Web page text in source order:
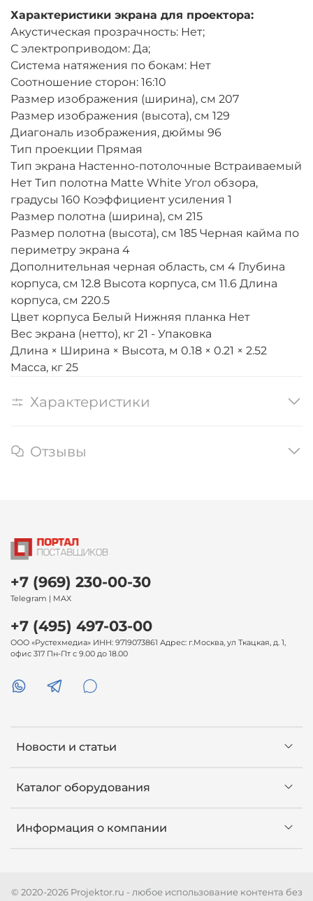
Характеристики экрана для проектора:
Акустическая прозрачность: Нет;
С электроприводом: Да;
Система натяжения по бокам: Нет
Соотношение сторон: 16:10
Размер изображения (ширина), см 207
Размер изображения (высота), см 129
Диагональ изображения, дюймы 96
Тип проекции Прямая
Тип экрана Настенно-потолочные Встраиваемый
Нет Тип полотна Matte White Угол обзора,
градусы 160 Коэффициент усиления 1
Размер полотна (ширина), см 215
Размер полотна (высота), см 185 Черная кайма по
периметру экрана 4
Дополнительная черная область, см 4 Глубина
корпуса, см 12.8 Высота корпуса, см 11.6 Длина
корпуса, см 220.5
Цвет корпуса Белый Нижняя планка Нет
Вес экрана (нетто), кг 21 - Упаковка
Длина × Ширина × Высота, м 0.18 × 0.21 × 2.52
Масса, кг 25
Характеристики
Отзывы
Новости и статьи
Каталог оборудования
Информация о компании
+7 (969) 230-00-30
Telegram | MAX
+7 (495) 497-03-00
ООО «Рустехмедиа» ИНН: 9719073861 Адрес: г.Москва, ул Ткацкая, д. 1,
офис 317 Пн-Пт с 9.00 до 18.00
© 2020-2026 Projektor.ru - любое использование контента без